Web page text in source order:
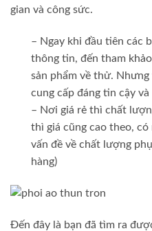
gian và công sức.
– Ngay khi đầu tiên các
thông tin, đến tham
sản phẩm về thử.
cung cấp đáng tin cậy
– Nơi giá rẻ thì chất
thì giá cũng cao theo,
vấn đề về chất lượng
hàng)
Đến đây là bạn đã tìm ra